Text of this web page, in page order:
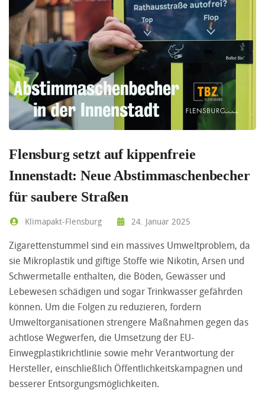
Flensburg setzt auf kippenfreie
Innenstadt: Neue Abstimmaschenbecher
für saubere Straßen
Klimapakt-Flensburg 24. Januar 2025
Zigarettenstummel sind ein massives Umweltproblem, da
sie Mikroplastik und giftige Stoffe wie Nikotin, Arsen und
Schwermetalle enthalten, die Böden, Gewässer und
Lebewesen schädigen und sogar Trinkwasser gefährden
können. Um die Folgen zu reduzieren, fordern
Umweltorganisationen strengere Maßnahmen gegen das
achtlose Wegwerfen, die Umsetzung der EU-
Einwegplastikrichtlinie sowie mehr Verantwortung der
Hersteller, einschließlich Öffentlichkeitskampagnen und
besserer Entsorgungsmöglichkeiten.